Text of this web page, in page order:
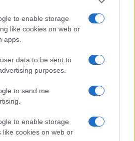
to enable storage
like cookies on web or
apps.
data to be sent to
purposes.
to send me
to enable storage
like cookies on web or
non pagano le tasse sulle
effettuano transazioni con
Albuquerque ha anche
dell’imposta sulle
nella sua zona di libero
sugli acquisti di